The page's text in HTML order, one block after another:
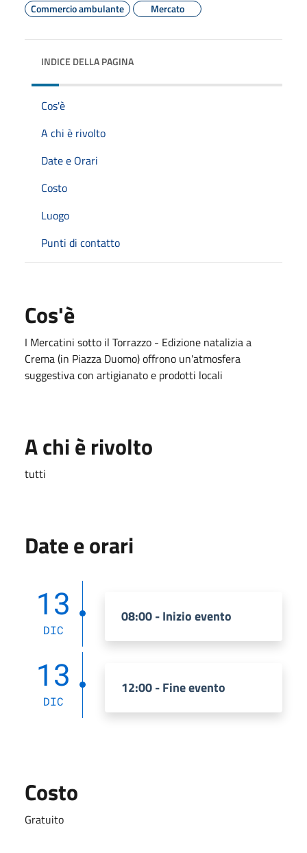
Commercio ambulante
Mercato
INDICE DELLA PAGINA
Cos'è
A chi è rivolto
Date e Orari
Costo
Luogo
Punti di contatto
Cos'è
I Mercatini sotto il Torrazzo - Edizione natalizia a
Crema (in Piazza Duomo) offrono un'atmosfera
suggestiva con artigianato e prodotti locali
A chi è rivolto
tutti
Date e orari
13
DIC
08:00 - Inizio evento
13
DIC
12:00 - Fine evento
Costo
Gratuito